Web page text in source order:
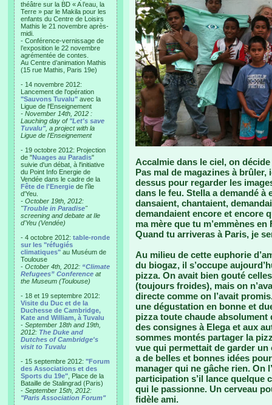
théâtre sur la BD « A l’eau, la
Terre » par le Makila pour les
enfants du Centre de Loisirs
Mathis le 21 novembre après-
midi.
- Conférence-vernissage de
l’exposition le 22 novembre
agrémentée de contes.
Au Centre d’animation Mathis
(15 rue Mathis, Paris 19e)
- 14 novembre 2012:
Lancement de l'opération
"Sauvons Tuvalu" avec la
Ligue de l'Enseignement
- November 14th, 2012 :
Lauching day of "Let's save
Tuvalu", a project with la
Ligue de l'Enseignement
- 19 octobre 2012: Projection
de "Nuages au Paradis"
suivie d'un débat, à l'initiative
du Point Info Energie de
Vendée dans le cadre de la
Fête de l'Energie de l'île
d'Yeu.
- October 19th, 2012:
"Trouble in Paradise"
screening and debate at Ile
d'Yeu (Vendée)
- 4 octobre 2012: table-ronde
sur les "réfugiés
climatiques" au Muséum de
Toulouse
- October 4th, 2012: “Climate
Refugees” Conference at
the Museum (Toulouse)
- 18 et 19 septembre 2012:
Visite du Duc et de la
Duchesse de Cambridge,
Kate and William, à Tuvalu
- September 18th and 19th,
2012: The Duke and
Dutches of Cambridge's
visit to Tuvalu
- 15 septembre 2012: "Forum
des Associations et des
Sports du 19e" , Place de la
Bataille de Stalingrad (Paris)
- September 15th, 2012:
"Paris Association Forum"
Accalmie dans le ciel, on
Pas mal de magazines à
dessus pour regarder les
dans le feu. Stella a demandé
dansaient, chantaient,
demandaient encore et encore
ma mère que tu m’emmènes
Quand tu arriveras à Paris, je
Au milieu de cette euphorie
du biogaz, il s’occupe
pizza. On avait bien gouté
(toujours froides), mais on
directe comme on l’avait
une dégustation en bonne et
pizza toute chaude absolument
des consignes à Elega et aux
sommes montés partager la
vue qui permettait de garder
a de belles et bonnes idées
manager qui ne gâche rien. On
participation s’il lance quelque
qui le passionne. Un cerveau
fidèle ami.